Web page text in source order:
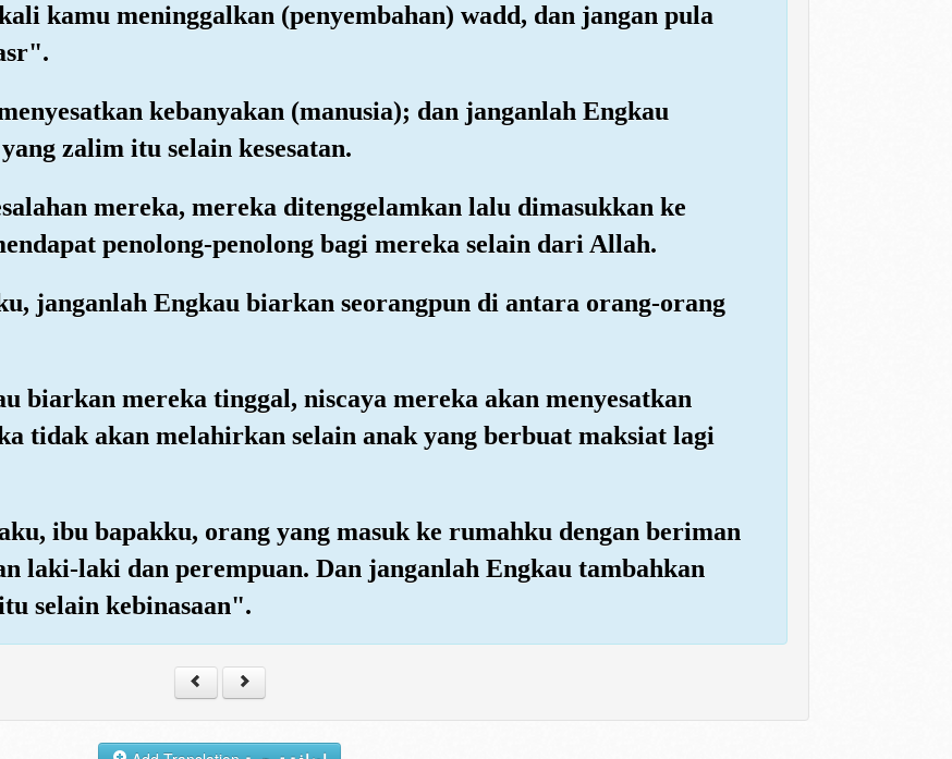
kamu meninggalkan (penyembahan) wadd, dan jangan pula
kebanyakan (manusia); dan janganlah Engkau
zalim itu selain kesesatan.
mereka, mereka ditenggelamkan lalu dimasukkan ke
penolong-penolong bagi mereka selain dari Allah.
janganlah Engkau biarkan seorangpun di antara orang-orang
biarkan mereka tinggal, niscaya mereka akan menyesatkan
tidak akan melahirkan selain anak yang berbuat maksiat lagi
ibu bapakku, orang yang masuk ke rumahku dengan beriman
laki-laki dan perempuan. Dan janganlah Engkau tambahkan
selain kebinasaan".